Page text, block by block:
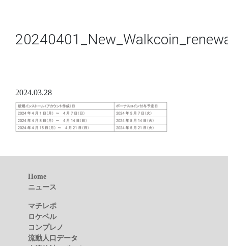
2024.03.28
Home
ニュース
マチレポ
ロケベル
コンプレノ
流動人口データ